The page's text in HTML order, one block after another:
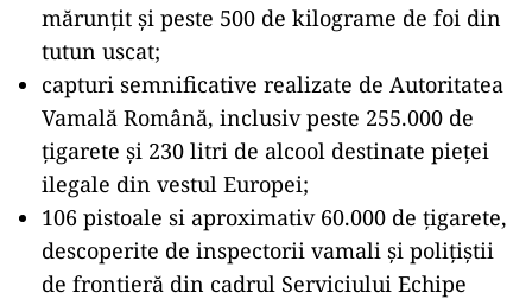
mărunțit și peste 500 de kilograme de foi din
tutun uscat;
capturi semnificative realizate de Autoritatea
Vamală Română, inclusiv peste 255.000 de
țigarete și 230 litri de alcool destinate pieței
ilegale din vestul Europei;
106 pistoale si aproximativ 60.000 de țigarete,
descoperite de inspectorii vamali și polițiștii
de frontieră din cadrul Serviciului Echipe